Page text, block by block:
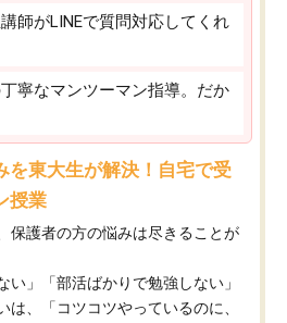
師がLINEで質問対応してくれ
寧なマンツーマン指導。だか
を東大生が解決！自宅で受
授業
保護者の方の悩みは尽きることが
い」「部活ばかりで勉強しない」
は、「コツコツやっているのに、